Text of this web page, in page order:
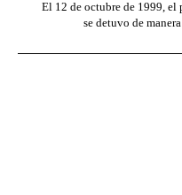
El 12 de octubre de 1999, el
se detuvo de